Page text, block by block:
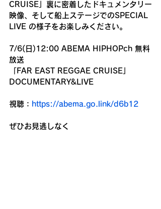
CRUISE」裏に密着したドキュメンタリー
映像、そして船上ステージでのSPECIAL
LIVE の様子をお楽しみください。
7/6(日)12:00 ABEMA HIPHOPch 無料
放送
「FAR EAST REGGAE CRUISE」
DOCUMENTARY&LIVE
視聴： https://abema.go.link/d6b12
ぜひお見逃しなく